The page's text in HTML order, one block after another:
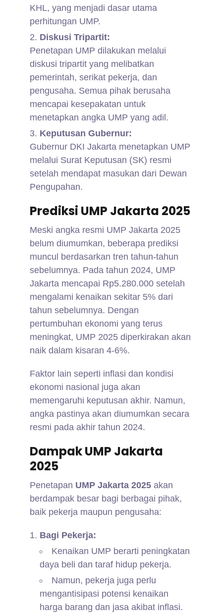
KHL, yang menjadi dasar utama
perhitungan UMP.
Diskusi Tripartit:
Penetapan UMP dilakukan melalui
diskusi tripartit yang melibatkan
pemerintah, serikat pekerja, dan
pengusaha. Semua pihak berusaha
mencapai kesepakatan untuk
menetapkan angka UMP yang adil.
Keputusan Gubernur:
Gubernur DKI Jakarta menetapkan UMP
melalui Surat Keputusan (SK) resmi
setelah mendapat masukan dari Dewan
Pengupahan.
Prediksi UMP Jakarta 2025
Meski angka resmi UMP Jakarta 2025
belum diumumkan, beberapa prediksi
muncul berdasarkan tren tahun-tahun
sebelumnya. Pada tahun 2024, UMP
Jakarta mencapai Rp5.280.000 setelah
mengalami kenaikan sekitar 5% dari
tahun sebelumnya. Dengan
pertumbuhan ekonomi yang terus
meningkat, UMP 2025 diperkirakan akan
naik dalam kisaran 4-6%.
Faktor lain seperti inflasi dan kondisi
ekonomi nasional juga akan
memengaruhi keputusan akhir. Namun,
angka pastinya akan diumumkan secara
resmi pada akhir tahun 2024.
Dampak UMP Jakarta
2025
Penetapan UMP Jakarta 2025akan
berdampak besar bagi berbagai pihak,
baik pekerja maupun pengusaha:
Bagi Pekerja:
Kenaikan UMP berarti peningkatan
daya beli dan taraf hidup pekerja.
Namun, pekerja juga perlu
mengantisipasi potensi kenaikan
harga barang dan jasa akibat inflasi.